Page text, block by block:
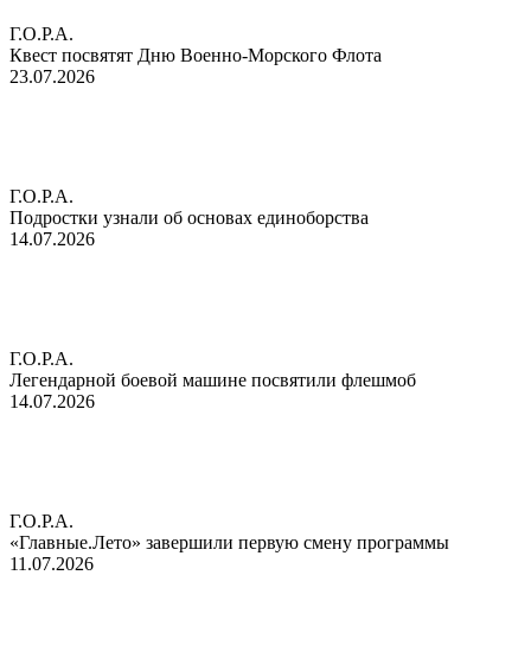
Г.О.Р.А.
Квест посвятят Дню Военно-Морского Флота
23.07.2026
Г.О.Р.А.
Подростки узнали об основах единоборства
14.07.2026
Г.О.Р.А.
Легендарной боевой машине посвятили флешмоб
14.07.2026
Г.О.Р.А.
«Главные.Лето» завершили первую смену программы
11.07.2026